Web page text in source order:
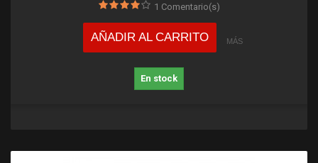
1 Comentario(s)
AÑADIR AL CARRITO MÁS
En stock